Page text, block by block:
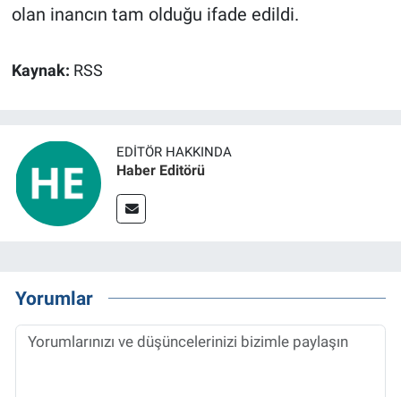
olan inancın tam olduğu ifade edildi.
Kaynak: RSS
EDITÖR HAKKINDA
Haber Editörü
Yorumlar